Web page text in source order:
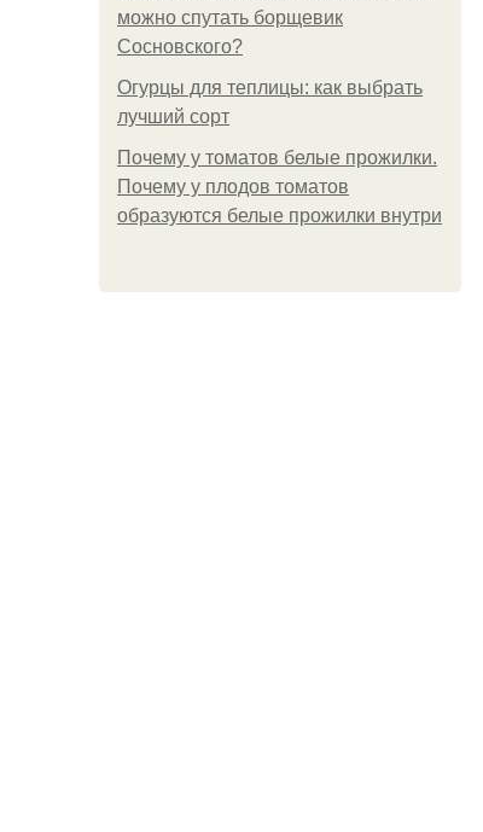
можно спутать борщевик
Сосновского?
Огурцы для теплицы: как выбрать
лучший сорт
Почему у томатов белые прожилки.
Почему у плодов томатов
образуются белые прожилки внутри